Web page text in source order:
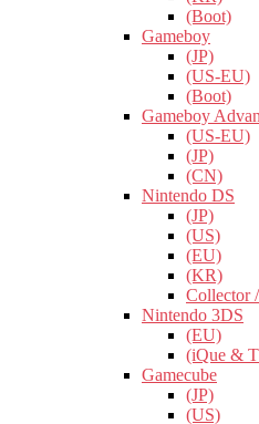
(Boot)
Gameboy
(JP)
(US-EU)
(Boot)
Gameboy
(US-EU)
(JP)
(CN)
Nintendo DS
(JP)
(US)
(EU)
(KR)
Collector
Nintendo 3DS
(EU)
(iQue &
Gamecube
(JP)
(US)